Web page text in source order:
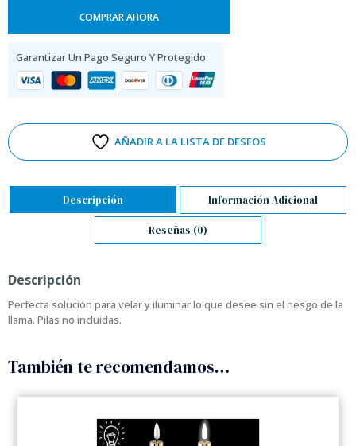
COMPRAR AHORA
Garantizar Un Pago Seguro Y Protegido
AÑADIR A LA LISTA DE DESEOS
Descripción Información Adicional
Reseñas (0)
Descripción
Perfecta solución para velar y iluminar lo que desee sin el riesgo de la
llama. Pilas no incluidas.
También te recomendamos…